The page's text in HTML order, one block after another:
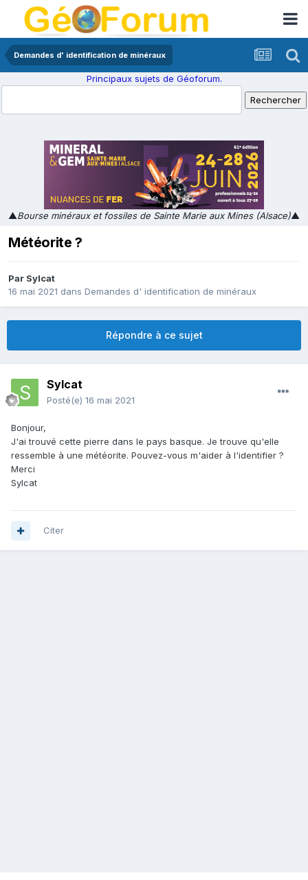
Demandes d' identification de minéraux
Principaux sujets de Géoforum.
▲Bourse minéraux et fossiles de Sainte Marie aux Mines (Alsace)▲
Météorite ?
Par Sylcat
16 mai 2021 dans Demandes d' identification de minéraux
Répondre à ce sujet
Sylcat
Posté(e) 16 mai 2021
Bonjour,
J'ai trouvé cette pierre dans le pays basque. Je trouve qu'elle
ressemble à une météorite. Pouvez-vous m'aider à l'identifier ?
Merci
Sylcat
Citer